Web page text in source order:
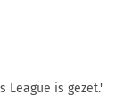
League is gezet.'